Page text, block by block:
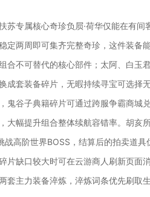
苏专属核心奇珍负屃·荷华仅能在有
定两周即可集齐完整奇珍，这件装备
合不可替代的核心部件；太阿、白玉
成套装备碎片，无暇持续寻宝可选择
鬼谷子典籍碎片可通过跨服争霸商城
大幅提升组合整体续航容错率。胡亥
高阶世界BOSS，结算后的拍卖道
片缺口较大时可在云游商人刷新页面
套主力装备淬炼，淬炼词条优先刷取